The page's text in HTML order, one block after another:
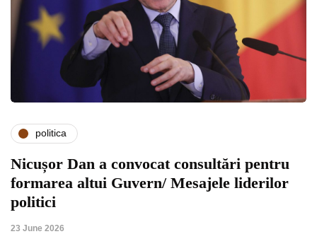
politica
Nicușor Dan a convocat consultări pentru
formarea altui Guvern/ Mesajele liderilor
politici
23 June 2026